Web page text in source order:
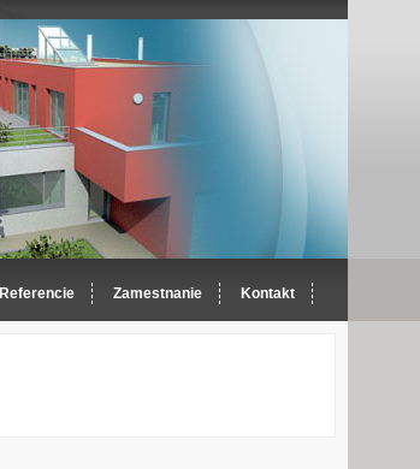
Referencie Zamestnanie Kontakt